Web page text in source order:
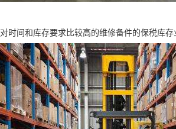
时间和库存要求比较高的维修备件的保税库存